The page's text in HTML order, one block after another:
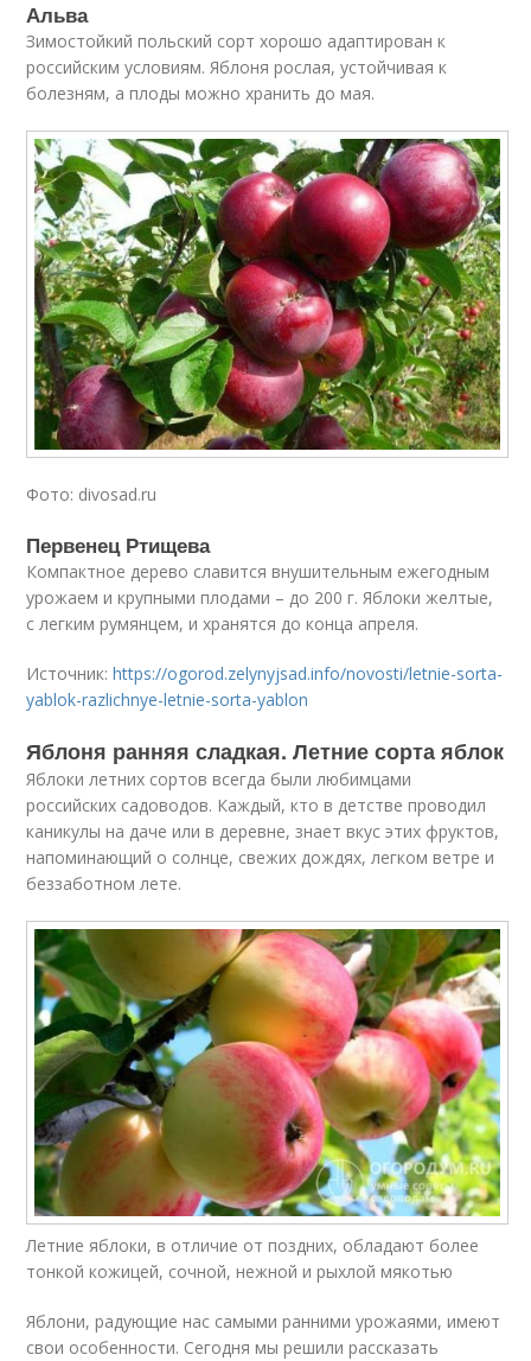
Альва
Зимостойкий польский сорт хорошо адаптирован к
российским условиям. Яблоня рослая, устойчивая к
болезням, а плоды можно хранить до мая.
Фото: divosad.ru
Первенец Ртищева
Компактное дерево славится внушительным ежегодным
урожаем и крупными плодами – до 200 г. Яблоки желтые,
с легким румянцем, и хранятся до конца апреля.
Источник:https://ogorod.zelynyjsad.info/novosti/letnie-sorta-
yablok-razlichnye-letnie-sorta-yablon
Яблоня ранняя сладкая. Летние сорта яблок
Яблоки летних сортов всегда были любимцами
российских садоводов. Каждый, кто в детстве проводил
каникулы на даче или в деревне, знает вкус этих фруктов,
напоминающий о солнце, свежих дождях, легком ветре и
беззаботном лете.
Летние яблоки, в отличие от поздних, обладают более
тонкой кожицей, сочной, нежной и рыхлой мякотью
Яблони, радующие нас самыми ранними урожаями, имеют
свои особенности. Сегодня мы решили рассказать